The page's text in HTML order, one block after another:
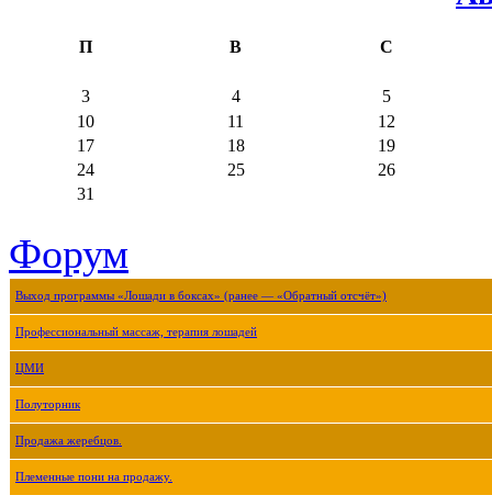
П В С
3 4
5
10
11
12
17
18
19
24
25
26
31
Форум
Выход программы «Лошади в боксах» (ранее — «Обратный отсчёт»)
Профессиональный массаж, терапия лошадей
ЦМИ
Полуторник
Продажа жеребцов.
Племенные пони на продажу.